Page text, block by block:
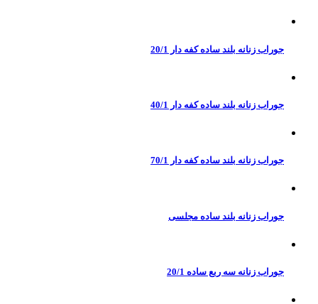
جوراب زنانه بلند ساده کفه دار 20/1
جوراب زنانه بلند ساده کفه دار 40/1
جوراب زنانه بلند ساده کفه دار 70/1
جوراب زنانه بلند ساده مجلسی
جوراب زنانه سه ربع ساده 20/1